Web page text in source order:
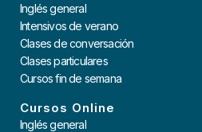
Inglés general
Intensivos de verano
Clases de conversación
Clases particulares
Cursos fin de semana
Cursos Online
Inglés general